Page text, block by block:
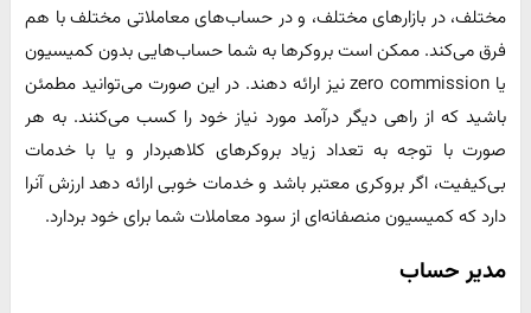
مختلف، در بازارهای مختلف، و در حساب‌های معاملاتی مختلف با هم
فرق می‌کند. ممکن است بروکرها به شما حساب‌هایی بدون کمیسیون
یا zero commission نیز ارائه دهند. در این صورت می‌توانید مطمئن
باشید که از راهی دیگر درآمد مورد نیاز خود را کسب می‌کنند. به هر
صورت با توجه به تعداد زیاد بروکرهای کلاهبردار و یا با خدمات
بی‌کیفیت، اگر بروکری معتبر باشد و خدمات خوبی ارائه دهد ارزش آنرا
دارد که کمیسیون منصفانه‌ای از سود معاملات شما برای خود بردارد.
مدیر حساب